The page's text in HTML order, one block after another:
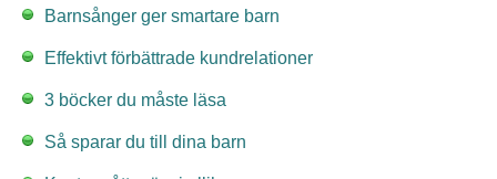
Barnsånger ger smartare barn
Effektivt förbättrade kundrelationer
3 böcker du måste läsa
Så sparar du till dina barn